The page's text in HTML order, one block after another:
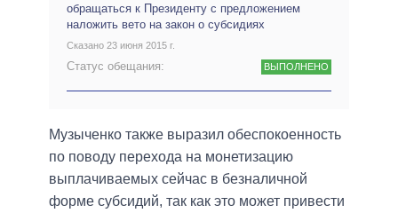
обращаться к Президенту с предложением
наложить вето на закон о субсидиях
Сказано 23 июня 2015 г.
Статус обещания: ВЫПОЛНЕНО
Музыченко также выразил обеспокоенность
по поводу перехода на монетизацию
выплачиваемых сейчас в безналичной
форме субсидий, так как это может привести